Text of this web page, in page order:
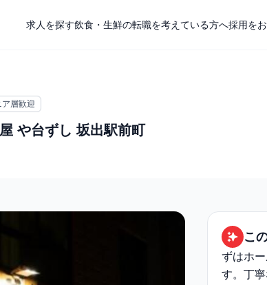
求人を探す飲食・生鮮の転職を考えている方へ採用を
層歓迎
や台ずし 坂出駅前町
こ
ずはホ
す。丁